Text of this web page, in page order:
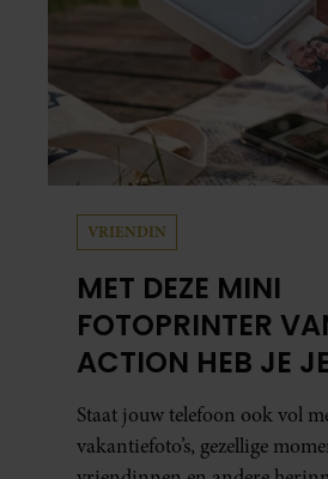
VRIENDIN
MET DEZE MINI
FOTOPRINTER
ACTION HEB JE
FAVORIETE
ÉÉN MINUUT IN
Staat jouw telefoon ook vol
vakantiefoto’s, gezellige